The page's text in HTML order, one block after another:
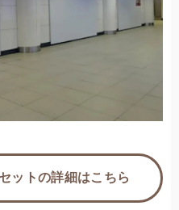
ットの詳細はこちら